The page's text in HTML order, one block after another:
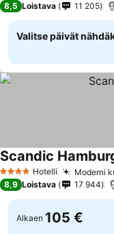
8,5 Loistava 11 205
Valitse päivät
4 Tähtiluokitus
Hotelli Moderni
Scandic
8,9 Loistava 17 944
Alkaen 105 €